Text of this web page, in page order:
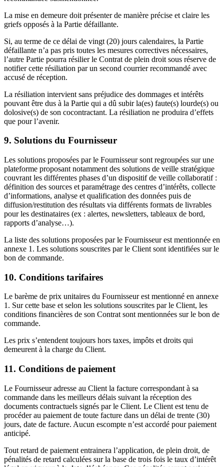
La mise en demeure doit présenter de manière précise et claire les
griefs opposés à la Partie défaillante.
Si, au terme de ce délai de vingt (20) jours calendaires, la Partie
défaillante n’a pas pris toutes les mesures correctives nécessaires,
l’autre Partie pourra résilier le Contrat de plein droit sous réserve de
notifier cette résiliation par un second courrier recommandé avec
accusé de réception.
La résiliation intervient sans préjudice des dommages et intérêts
pouvant être dus à la Partie qui a dû subir la(es) faute(s) lourde(s) ou
dolosive(s) de son cocontractant. La résiliation ne produira d’effets
que pour l’avenir.
9. Solutions du Fournisseur
Les solutions proposées par le Fournisseur sont regroupées sur une
plateforme proposant notamment des solutions de veille stratégique
couvrant les différentes phases d’un dispositif de veille collaboratif :
définition des sources et paramétrage des centres d’intérêts, collecte
d’informations, analyse et qualification des données puis de
diffusion/restitution des résultats via différents formats de livrables
pour les destinataires (ex : alertes, newsletters, tableaux de bord,
rapports d’analyse…).
La liste des solutions proposées par le Fournisseur est mentionnée en
annexe 1. Les solutions souscrites par le Client sont identifiées sur le
bon de commande.
10. Conditions tarifaires
Le barème de prix unitaires du Fournisseur est mentionné en annexe
1. Sur cette base et selon les solutions souscrites par le Client, les
conditions financières de son Contrat sont mentionnées sur le bon de
commande.
Les prix s’entendent toujours hors taxes, impôts et droits qui
demeurent à la charge du Client.
11. Conditions de paiement
Le Fournisseur adresse au Client la facture correspondant à sa
commande dans les meilleurs délais suivant la réception des
documents contractuels signés par le Client. Le Client est tenu de
procéder au paiement de toute facture dans un délai de trente (30)
jours, date de facture. Aucun escompte n’est accordé pour paiement
anticipé.
Tout retard de paiement entrainera l’application, de plein droit, de
pénalités de retard calculées sur la base de trois fois le taux d’intérêt